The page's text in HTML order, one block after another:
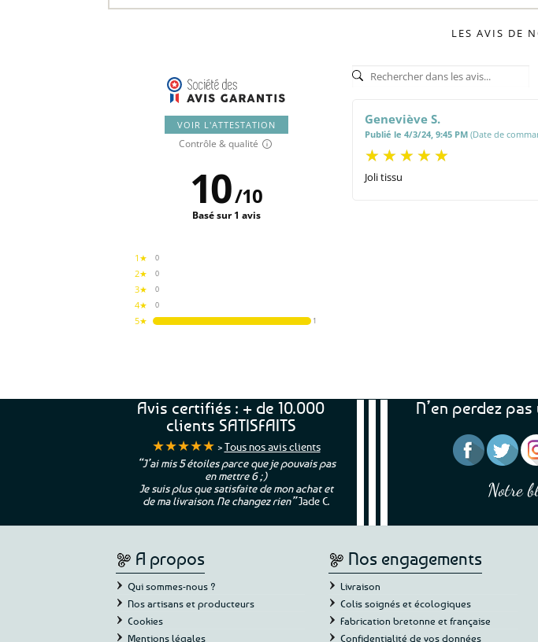
LES AVIS DE
VOIR L'ATTESTATION
Contrôle & qualité
0
1★
0
2★
0
3★
0
4★
1
5★
10/10
Basé sur 1 avis
Geneviève S.
Publié le 4/3/24, 9:45 PM (Date de
Joli tissu
Avis certifiés : + de 10.000
clients SATISFAITS
★★★★★ >Tous nos avis clients
mis 5 étoiles parce que je pouvais pas
suis plus que satisfaite de mon achat et
de ma livraison. Ne changez rien”Jade C.
“C’est agréable et tout aussi rassurant
de constater qu’il n’y a pas de petite
commande, mais un client à satisfaire.”
Guy H.
“Tout est
rapide. Que du
Vive la Bretagne
N’en perdez
Notre
A propos
Qui sommes-nous ?
Nos artisans et producteurs
Cookies
Mentions légales
Nos engagements
Livraison
Colis soignés et écologiques
Fabrication bretonne et française
Confidentialité de vos données